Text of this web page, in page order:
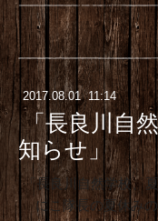
2017.08.01 11:14
「長良川自
知らせ」
「長良川自然学校、
にこ隊長の夏休み